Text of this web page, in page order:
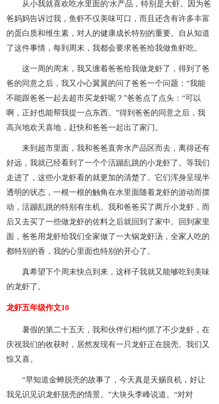
从小我就喜欢吃水里面的'水产品，特别是大虾。因为爸
爸妈妈告诉过我，鱼虾不仅美味可口，而且还含有许多丰富
的蛋白质和维生素，对人的健康成长特别的重要。自从知道
了这件事情，每到周末，我都会要求爸爸给我做鱼虾吃。
这一周的周末，我又缠着爸爸给我做龙虾了，得到了爸
爸的同意之后，我又小心翼翼的问了爸爸一个问题：“我能
不能跟爸爸一起去超市买龙虾呢？”爸爸点了点头：“可以
啊，正好也能帮我提一点东西。”得到爸爸的同意之后，我
高兴地欢天喜地，赶快和爸爸一起出了家门。
来到超市里面，我和爸爸直奔水产品区而去，离得还有
好远，我就已经看到了一个个活蹦乱跳的小龙虾了。等我们
走进了，这些小龙虾看的就更加的清楚了。它们浑身呈现半
透明的状态，一根一根的触角在水里面随着龙虾的游动而摆
动，活蹦乱跳的特别有生机。我和爸爸买了两斤小龙虾，而
后又去买了一些做龙虾的佐料之后就回到了家中。回到家里
面，爸爸用龙虾给我们全家做了一大锅龙虾汤，全家人吃的
都特别的香，我的心里面也特别的开心了。
真希望下个周末快点到来，这样子我就又能够吃到美味
的龙虾了。
龙虾五年级作文10
暑假的第二十五天，我和伙伴们相约抓了不少龙虾，在
庆祝我们的收获时，居然发现有一只龙虾正在脱壳。我们又
惊又喜。
“早知道金蝉脱壳的故事了，今天真是天赐良机，好让
我见识见识龙虾脱壳的情景。”大块头李峰说道。“对对